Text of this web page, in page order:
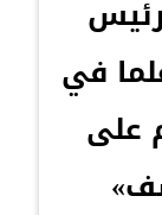
في
100 عام على